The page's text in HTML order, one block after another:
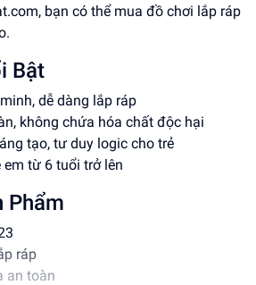
bạn có thể mua đồ chơi lắp ráp
Bật
dễ dàng lắp ráp
không chứa hóa chất độc hại
tạo, tư duy logic cho trẻ
em từ 6 tuổi trở lên
Phẩm
ráp
an toàn